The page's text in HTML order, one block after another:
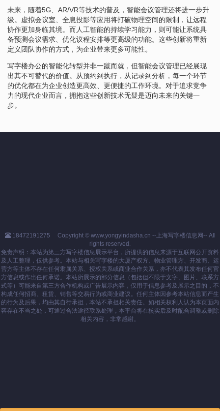
未来，随着5G、AR/VR等技术的普及，智能会议管理还将进一步升
级。虚拟会议室、全息投影等应用将打破物理空间的限制，让远程
协作更加身临其境。而人工智能的持续学习能力，则可能让系统具
备预测会议需求、优化议程安排等更高级的功能。这些创新将重新
定义团队协作的方式，为企业带来更多可能性。
写字楼办公的智能化转型并非一蹴而就，但智能会议管理已经展现
出其不可替代的价值。从预约到执行，从记录到分析，每一个环节
的优化都在为企业创造更高效、更便捷的工作环境。对于追求竞争
力的现代企业而言，拥抱这些创新技术无疑是迈向未来的关键一
步。
18472191275
Copyright © www.yongyindasha.cn --上海写字楼信息网-- All
rights reserved.
免责声明：本站为第三方写字楼信息展示平台，所提供的信息来源于互联网公开资料
及人工整理，仅供参考。本站与相关写字楼的大厦产权方、物业管理方、开发商、运
营方等主体不存在任何隶属关系、授权关系或商业合作关系，亦不代表其发布任何官
方信息或作出任何承诺。本站所展示的部分信息（包括但不限于文字、图片、联系方
式等）可能来自第三方合作机构或广告展示内容，仅用于信息参考及展示之目的，不
构成任何招商、租赁、销售等交易行为或商业建议。任何主体因参考本站信息而产生
的行为及后果，均由其自行承担，本站不承担相关责任。如相关权利人认为本页面内
容存在不当之处，可通过合法途径联系处理，本平台将在核实后及时配合调整或删除
相关内容，非常感谢。